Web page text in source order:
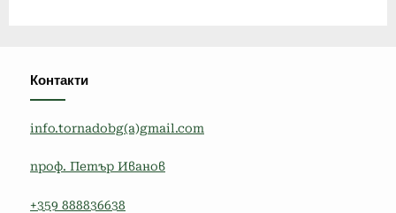
Контакти
info.tornadobg(a)gmail.com
проф. Петър Иванов
+359 888836638